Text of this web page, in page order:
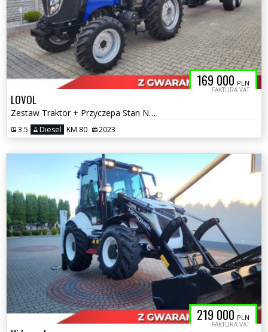
169 000 PLN
FAKTURA VAT
LOVOL
Zestaw Traktor + Przyczepa Stan Nowy Fabryczny
3.5 Diesel KM 80 2023
219 000 PLN
FAKTURA VAT